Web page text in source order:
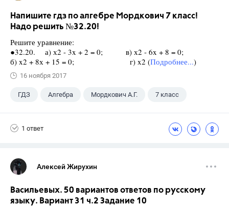
Напишите гдз по алгебре Мордкович 7 класс!
Надо решить №32.20!
Решите уравнение:
●32.20. а) х2 - 3x + 2 = 0; в) х2 - 6x + 8 = 0;
б) x2 + 8х + 15 = 0; г) x2 (Подробнее...)
16 ноября 2017
ГДЗ Алгебра Мордкович А.Г. 7 класс
1 ответ
Алексей Жирухин
Васильевых. 50 вариантов ответов по русскому
языку. Вариант 31 ч.2 Задание 10